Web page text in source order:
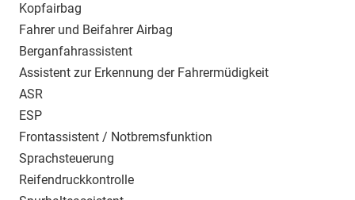
Kopfairbag
Fahrer und Beifahrer Airbag
Berganfahrassistent
Assistent zur Erkennung der Fahrermüdigkeit
ASR
ESP
Frontassistent / Notbremsfunktion
Sprachsteuerung
Reifendruckkontrolle